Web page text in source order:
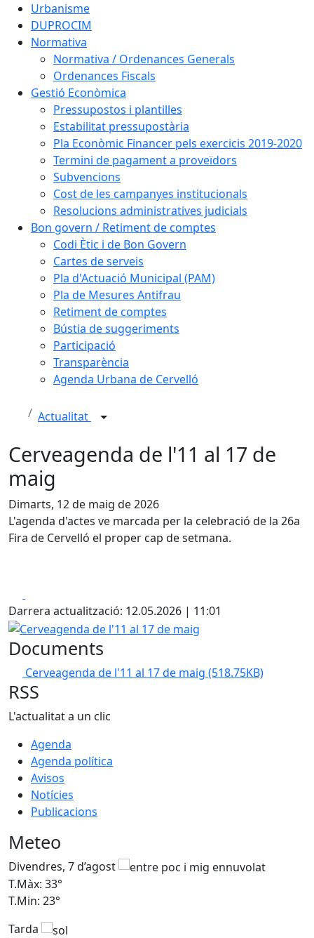
Urbanisme
DUPROCIM
Normativa
Normativa / Ordenances Generals
Ordenances Fiscals
Gestió Econòmica
Pressupostos i plantilles
Estabilitat pressupostària
Pla Econòmic Financer pels exercicis 2019-2020
Termini de pagament a proveïdors
Subvencions
Cost de les campanyes institucionals
Resolucions administratives judicials
Bon govern / Retiment de comptes
Codi Ètic i de Bon Govern
Cartes de serveis
Pla d'Actuació Municipal (PAM)
Pla de Mesures Antifrau
Retiment de comptes
Bústia de suggeriments
Participació
Transparència
Agenda Urbana de Cervelló
Actualitat
Cerveagenda de l'11 al 17 de
maig
Dimarts, 12 de maig de 2026
L'agenda d'actes ve marcada per la celebració de la 26a
Fira de Cervelló el proper cap de setmana.
Darrera actualització: 12.05.2026 | 11:01
Cerveagenda de l'11 al 17 de maig
Documents
Cerveagenda de l'11 al 17 de maig (518.75KB)
RSS
L'actualitat a un clic
Agenda
Agenda política
Avisos
Notícies
Publicacions
Meteo
Divendres, 7 d’agost
T.Màx: 33°
T.Min: 23°
Tarda